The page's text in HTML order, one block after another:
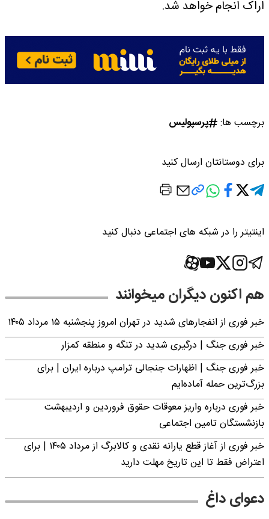
اراک انجام خواهد شد.
برچسب ها: پرسپولیس
برای دوستانتان ارسال کنید
اینتیتر را در شبکه های اجتماعی دنبال کنید
هم اکنون دیگران میخوانند
خبر فوری از انفجارهای شدید در تهران امروز پنجشنبه ۱۵ مرداد ۱۴۰۵
خبر فوری جنگ | درگیری شدید در تنگه و منطقه کمزار
خبر فوری جنگ | اظهارات جنجالی ترامپ درباره ایران | برای
بزرگ‌ترین حمله آماده‌ایم
خبر فوری درباره واریز معوقات حقوق فروردین و اردیبهشت
بازنشستگان تامین اجتماعی
خبر فوری از آغاز قطع یارانه نقدی و کالابرگ از مرداد ۱۴۰۵ | برای
اعتراض فقط تا این تاریخ مهلت دارید
دعوای داغ